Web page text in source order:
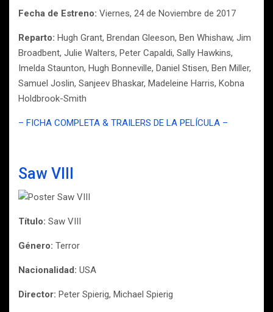
Fecha de Estreno: Viernes, 24 de Noviembre de 2017
Reparto: Hugh Grant, Brendan Gleeson, Ben Whishaw, Jim
Broadbent, Julie Walters, Peter Capaldi, Sally Hawkins,
Imelda Staunton, Hugh Bonneville, Daniel Stisen, Ben Miller,
Samuel Joslin, Sanjeev Bhaskar, Madeleine Harris, Kobna
Holdbrook-Smith
– FICHA COMPLETA & TRAILERS DE LA PELÍCULA –
Saw VIII
Título: Saw VIII
Género: Terror
Nacionalidad: USA
Director: Peter Spierig, Michael Spierig